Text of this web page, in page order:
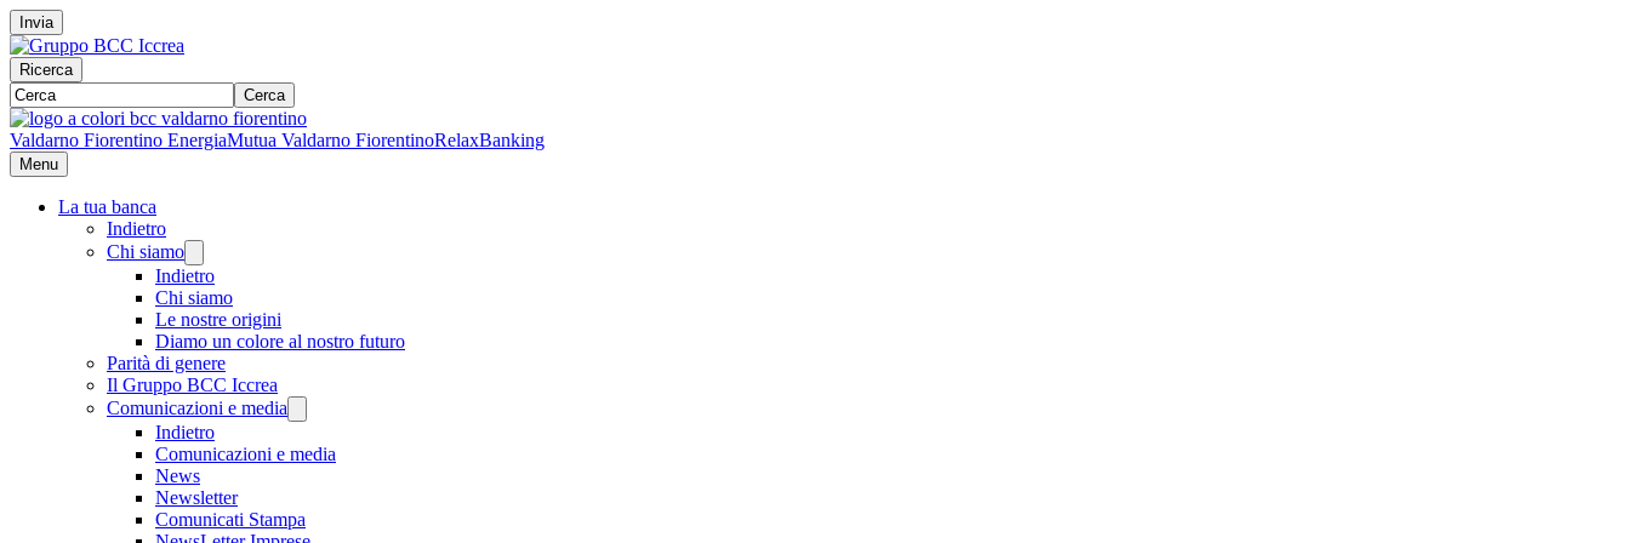
Invia
Ricerca
Cerca
Valdarno Fiorentino EnergiaMutua Valdarno FiorentinoRelaxBanking
Menu
La tua banca
Indietro
Chi siamo
Indietro
Chi siamo
Le nostre origini
Diamo un colore al nostro futuro
Parità di genere
Il Gruppo BCC Iccrea
Comunicazioni e media
Indietro
Comunicazioni e media
News
Newsletter
Comunicati Stampa